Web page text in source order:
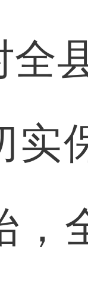
全
实
，